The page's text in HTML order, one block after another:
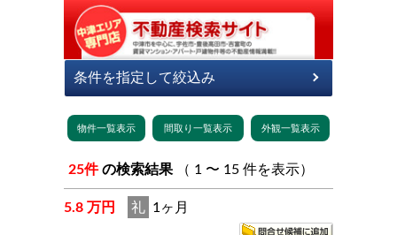
25件 の検索結果 （ 1 〜 15 件を表示）
5.8 万円 礼 1ヶ月